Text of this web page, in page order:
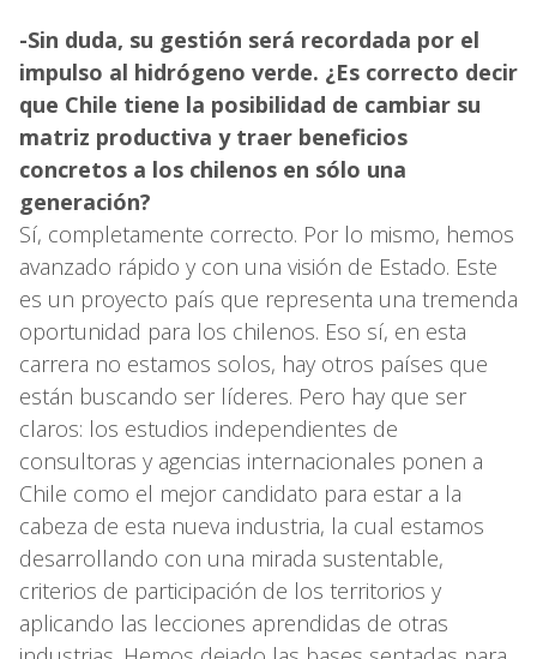
-Sin duda, su gestión será recordada por el
impulso al hidrógeno verde. ¿Es correcto decir
que Chile tiene la posibilidad de cambiar su
matriz productiva y traer beneficios
concretos a los chilenos en sólo una
generación?
Sí, completamente correcto. Por lo mismo, hemos
avanzado rápido y con una visión de Estado. Este
es un proyecto país que representa una tremenda
oportunidad para los chilenos. Eso sí, en esta
carrera no estamos solos, hay otros países que
están buscando ser líderes. Pero hay que ser
claros: los estudios independientes de
consultoras y agencias internacionales ponen a
Chile como el mejor candidato para estar a la
cabeza de esta nueva industria, la cual estamos
desarrollando con una mirada sustentable,
criterios de participación de los territorios y
aplicando las lecciones aprendidas de otras